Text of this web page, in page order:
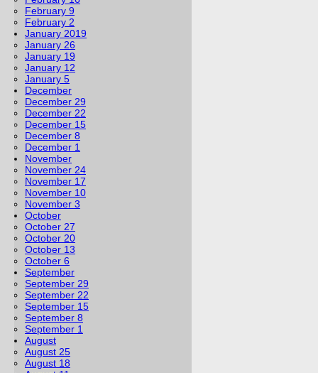
February 9
February 2
January 2019
January 26
January 19
January 12
January 5
December
December 29
December 22
December 15
December 8
December 1
November
November 24
November 17
November 10
November 3
October
October 27
October 20
October 13
October 6
September
September 29
September 22
September 15
September 8
September 1
August
August 25
August 18